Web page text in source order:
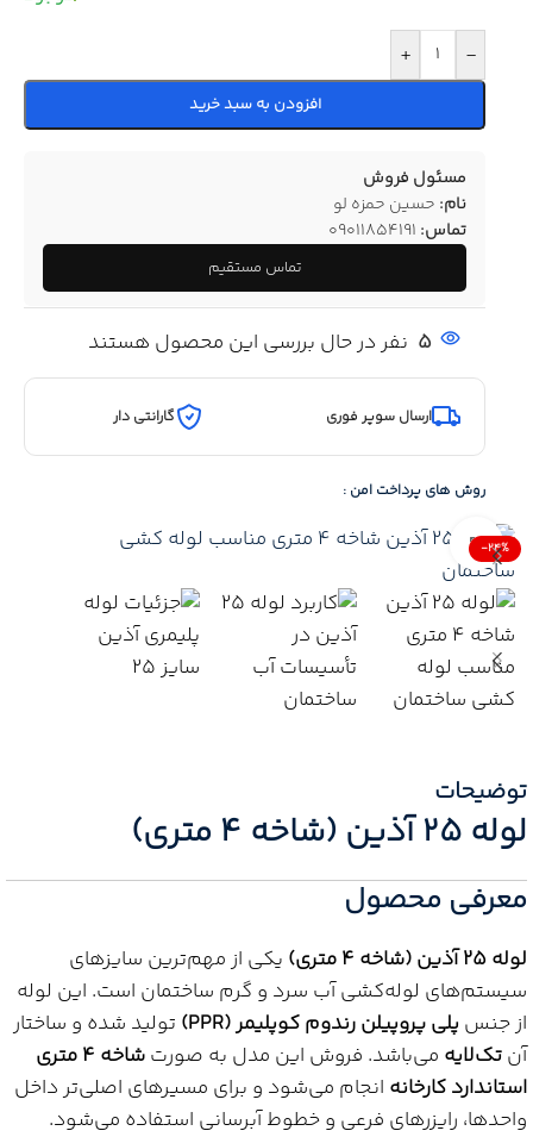
-24%
Click to enlarge
-
+
افزودن به سبد خرید
مسئول فروش
نام: حسین حمزه لو
تماس: 09011854191
تماس مستقیم
5 نفر در حال بررسی این محصول هستند
ارسال سوپر فوری گارانتی دار
روش های پرداخت امن :
توضیحات
لوله 25 آذین (شاخه 4 متری)
معرفی محصول
لوله 25 آذین (شاخه 4 متری)
یکی از مهم‌ترین سایزهای
سیستم‌های لوله‌کشی آب سرد و گرم ساختمان است. این لوله
از جنس پلی پروپیلن رندوم کوپلیمر (PPR)
تولید شده و ساختار
آنتک‌لایه می‌باشد. فروش این مدل به صورت
شاخه 4 متری
استاندارد کارخانه انجام می‌شود و برای مسیرهای اصلی‌تر داخل
واحدها، رایزرهای فرعی و خطوط آبرسانی استفاده می‌شود.